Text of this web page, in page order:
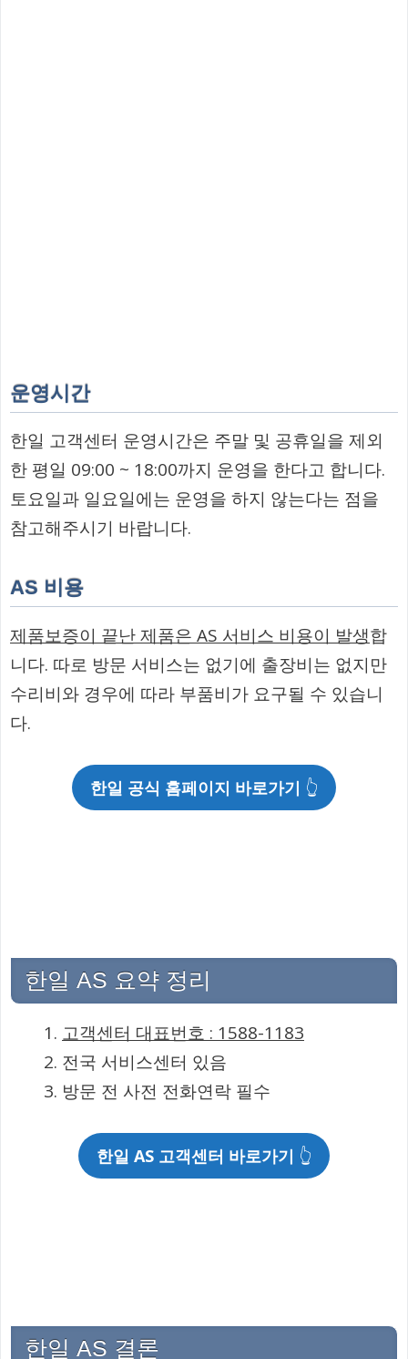
운영시간
한일 고객센터 운영시간은 주말 및 공휴일을 제외
한 평일 09:00 ~ 18:00까지 운영을 한다고 합니다.
토요일과 일요일에는 운영을 하지 않는다는 점을
참고해주시기 바랍니다.
AS 비용
제품보증이 끝난 제품은 AS 서비스 비용이 발생합
니다. 따로 방문 서비스는 없기에 출장비는 없지만
수리비와 경우에 따라 부품비가 요구될 수 있습니
다.
한일 공식 홈페이지 바로가기 👆
한일 AS 요약 정리
고객센터 대표번호 : 1588-1183
전국 서비스센터 있음
방문 전 사전 전화연락 필수
한일 AS 고객센터 바로가기 👆
한일 AS 결론